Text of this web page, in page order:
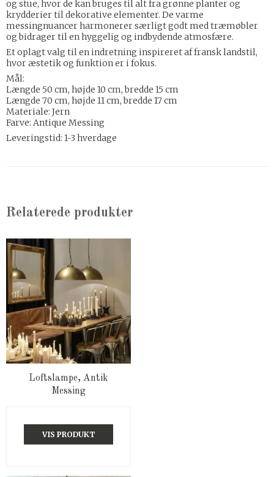
og stue, hvor de kan bruges til alt fra grønne planter og
krydderier til dekorative elementer. De varme
messingnuancer harmonerer særligt godt med træmøbler
og bidrager til en hyggelig og indbydende atmosfære.
Et oplagt valg til en indretning inspireret af fransk landstil,
hvor æstetik og funktion er i fokus.
Mål:
Længde 50 cm, højde 10 cm, bredde 15 cm
Længde 70 cm, højde 11 cm, bredde 17 cm
Materiale: Jern
Farve: Antique Messing
Leveringstid: 1-3 hverdage
Relaterede produkter
Loftslampe, Antik
Messing
VIS PRODUKT